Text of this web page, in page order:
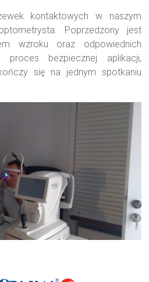
kontaktowych w naszym
Poprzedzony jest
wzroku oraz odpowiednich
bezpiecznej aplikacji,
się na jednym spotkaniu